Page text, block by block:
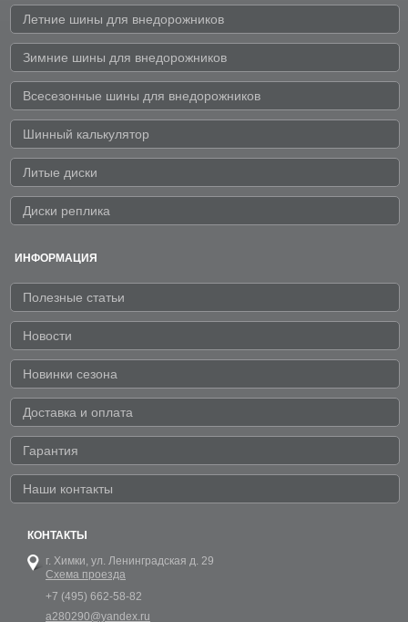
Летние шины для внедорожников
Зимние шины для внедорожников
Всесезонные шины для внедорожников
Шинный калькулятор
Литые диски
Диски реплика
ИНФОРМАЦИЯ
Полезные статьи
Новости
Новинки сезона
Доставка и оплата
Гарантия
Наши контакты
КОНТАКТЫ
г. Химки, ул. Ленинградская д. 29
Схема проезда
+7 (495) 662-58-82
a280290@yandex.ru